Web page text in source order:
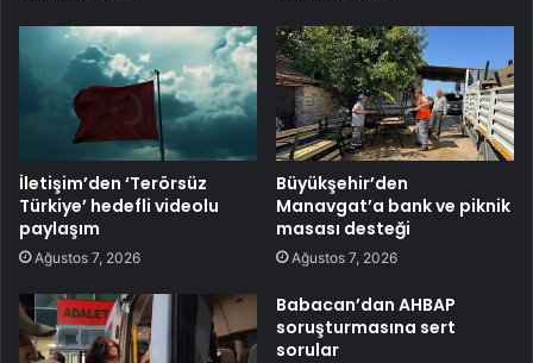
İletişim’den ‘Terörsüz
Türkiye’ hedefli videolu
paylaşım
Ağustos 7, 2026
Büyükşehir’den
Manavgat’a bank ve piknik
masası desteği
Ağustos 7, 2026
Babacan’dan AHBAP
soruşturmasına sert
sorular